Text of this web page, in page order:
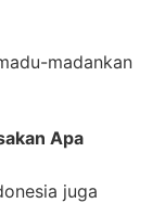
madankan
Apa
juga